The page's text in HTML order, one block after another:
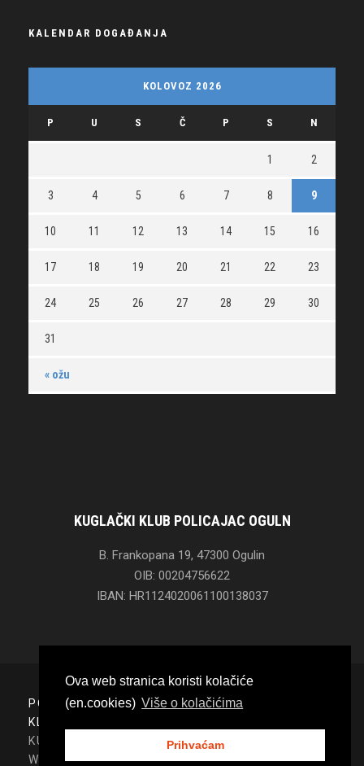
KALENDAR DOGAĐANJA
KOLOVOZ 2026
P U S Č P S N
« ožu
1 2
3 4 5 6 7 8 9
10 11 12 13 14 15 16
17 18 19 20 21 22 23
24 25 26 27 28 29 30
31
KUGLAČKI KLUB POLICAJAC OGULN
B. Frankopana 19, 47300 Ogulin
OIB: 00204756622
IBAN: HR1124020061100138037
POČETNA
O
KLUBU
KUGLAČKI KLUB "POLICAJAC" OGULIN, 2020.
WEB IZRADA:PROGRAMSKI SUSTAVI
Ova web stranica koristi kolačiće
(en.cookies) Više o kolačićima
Prihvaćam